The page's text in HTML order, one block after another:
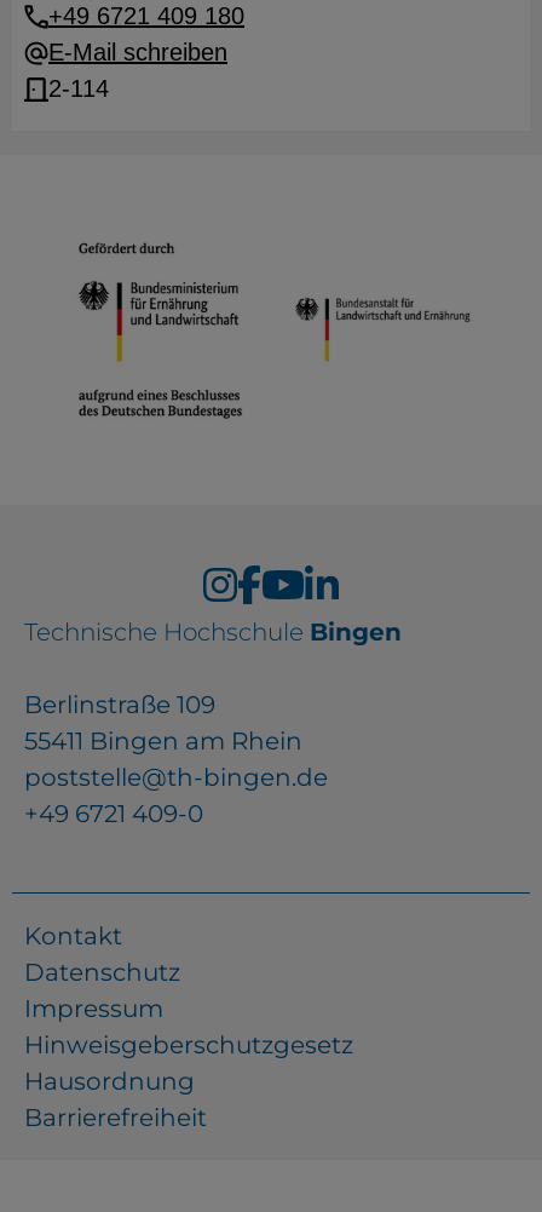
+49 6721 409 180
E-Mail schreiben
2-114
Technische Hochschule Bingen
Berlinstraße 109
55411 Bingen am Rhein
poststelle@th-bingen.de
+49 6721 409-0
Kontakt
Datenschutz
Impressum
Hinweisgeberschutzgesetz
Hausordnung
Barrierefreiheit